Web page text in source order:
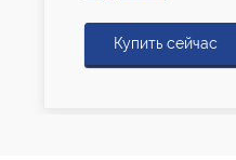
Купить сейчас